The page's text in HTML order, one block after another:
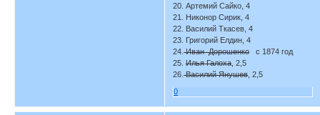
20. Артемий Сайко, 4
21. Никонор Сирик, 4
22. Василий Ткасев, 4
23. Григорий Елдин, 4
24.Иван Дорошенко с 1874 год
25.Илья Галоха , 2,5
26.Василий Янушев , 2,5
0